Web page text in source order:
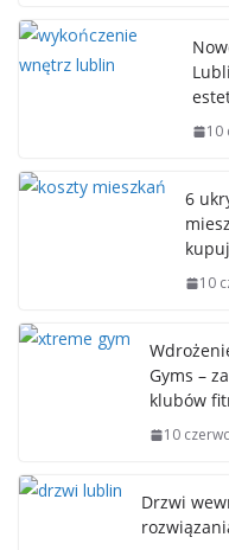
10
6
10
Gyms –
klubów
10
Drzwi